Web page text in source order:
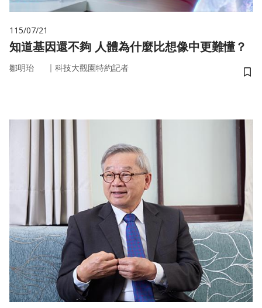
115/07/21
知道基因還不夠 人體為什麼比想像中更難懂？
鄒明珆 ｜ 科技大觀園特約記者
儲